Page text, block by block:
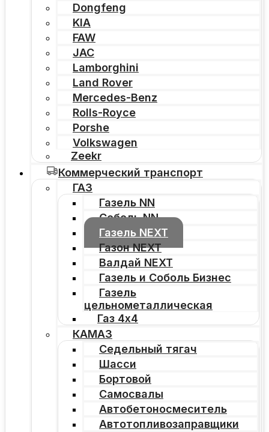
Dongfeng
KIA
FAW
JAC
Lamborghini
Land Rover
Mercedes-Benz
Rolls-Royce
Porshe
Volkswagen
Zeekr
Коммерческий транспорт
ГАЗ
Газель NN
Соболь NN
Газель NEXT
Газон NEXT
Валдай NEXT
Газель и Соболь Бизнес
Газель
цельнометаллическая
Газ 4х4
КАМАЗ
Седельный тягач
Шасси
Бортовой
Самосвалы
Автобетоносмеситель
Автотопливозаправщики